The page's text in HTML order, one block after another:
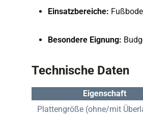
Einsatzbereiche:
Besondere Eignung:
Technische Daten
Eigenschaft
Plattengröße (ohne/mit